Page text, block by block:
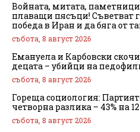
Войната, митата,
плаващи пясъци! Съветват
победа в Иран и да бяга от
събота, 8 август 2026
Емануела и Карбовски
децата – убийци на
събота, 8 август 2026
Гореща социология:
четворна разлика – 43% на 12
събота, 8 август 2026